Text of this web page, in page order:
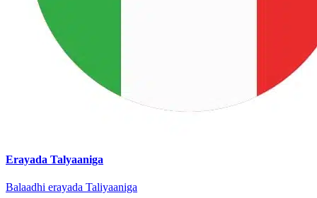
Erayada Talyaaniga
Balaadhi erayada Taliyaaniga